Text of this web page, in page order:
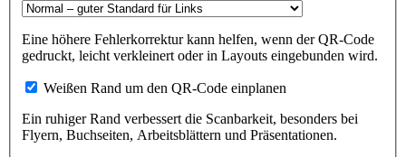
Eine höhere Fehlerkorrektur kann helfen, wenn der QR-Code
gedruckt, leicht verkleinert oder in Layouts eingebunden wird.
Weißen Rand um den QR-Code einplanen
Ein ruhiger Rand verbessert die Scanbarkeit, besonders bei
Flyern, Buchseiten, Arbeitsblättern und Präsentationen.